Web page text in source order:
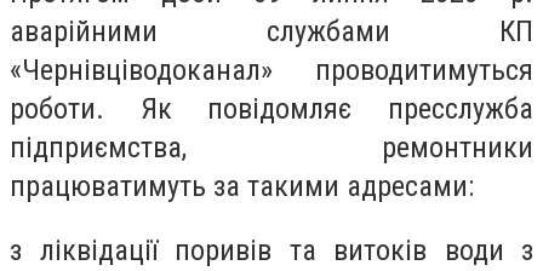
аварійними службами КП
«Чернівціводоканал» проводитимуться
роботи. Як повідомляє пресслужба
підприємства, ремонтники
працюватимуть за такими адресами:
з ліквідації поривів та витоків води з